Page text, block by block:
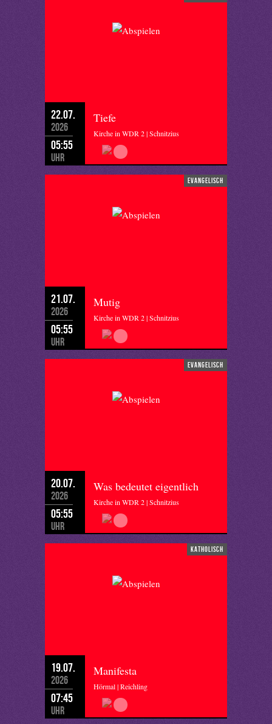
22.07.
2026
05:55
Uhr
Tiefe
Kirche in WDR 2 | Schnitzius
evangelisch
21.07.
2026
05:55
Uhr
Mutig
Kirche in WDR 2 | Schnitzius
evangelisch
20.07.
2026
05:55
Uhr
Was bedeutet eigentlich
Kirche in WDR 2 | Schnitzius
katholisch
19.07.
2026
07:45
Uhr
Manifesta
Hörmal | Reichling